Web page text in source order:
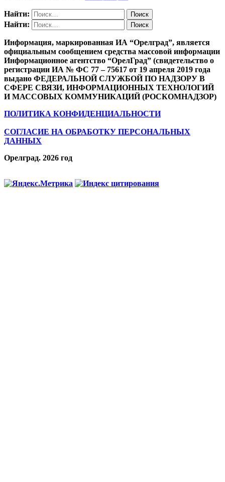
Найти:
Найти:
Информация, маркированная ИА “Орелград”, является
официальным сообщением средства массовой информации
Информационное агентство “ОрелГрад” (свидетельство о
регистрации ИА № ФС 77 – 75617 от 19 апреля 2019 года
выдано ФЕДЕРАЛЬНОЙ СЛУЖБОЙ ПО НАДЗОРУ В
СФЕРЕ СВЯЗИ, ИНФОРМАЦИОННЫХ ТЕХНОЛОГИЙ
И МАССОВЫХ КОММУНИКАЦИЙ (РОСКОМНАДЗОР)
ПОЛИТИКА КОНФИДЕНЦИАЛЬНОСТИ
СОГЛАСИЕ НА ОБРАБОТКУ ПЕРСОНАЛЬНЫХ
ДАННЫХ
Орелград. 2026 год